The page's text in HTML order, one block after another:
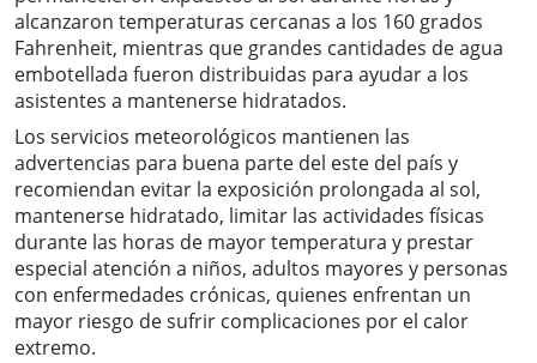
alcanzaron temperaturas cercanas a los 160 grados
Fahrenheit, mientras que grandes cantidades de agua
embotellada fueron distribuidas para ayudar a los
asistentes a mantenerse hidratados.
Los servicios meteorológicos mantienen las
advertencias para buena parte del este del país y
recomiendan evitar la exposición prolongada al sol,
mantenerse hidratado, limitar las actividades físicas
durante las horas de mayor temperatura y prestar
especial atención a niños, adultos mayores y personas
con enfermedades crónicas, quienes enfrentan un
mayor riesgo de sufrir complicaciones por el calor
extremo.